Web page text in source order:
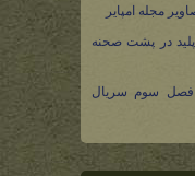
مجله امپایر
در پشت صحنه
فصل سوم سریال